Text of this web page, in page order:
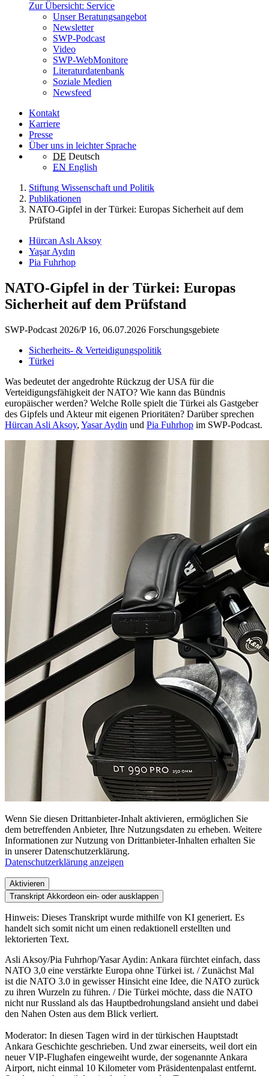
Zur Übersicht: Service
Unser Beratungsangebot
Newsletter
SWP-Podcast
Video
SWP-WebMonitore
Literaturdatenbank
Soziale Medien
Newsfeed
Kontakt
Karriere
Presse
Über uns in leichter Sprache
DE Deutsch
EN English
Stiftung Wissenschaft und Politik
Publikationen
NATO-Gipfel in der Türkei: Europas Sicherheit auf dem
Prüfstand
Hürcan Aslı Aksoy
Yaşar Aydın
Pia Fuhrhop
NATO-Gipfel in der Türkei: Europas
Sicherheit auf dem Prüfstand
SWP-Podcast 2026/P 16, 06.07.2026 Forschungsgebiete
Sicherheits- & Verteidigungspolitik
Türkei
Was bedeutet der angedrohte Rückzug der USA für die
Verteidigungsfähigkeit der NATO? Wie kann das Bündnis
europäischer werden? Welche Rolle spielt die Türkei als Gastgeber
des Gipfels und Akteur mit eigenen Prioritäten? Darüber sprechen
Hürcan Asli Aksoy, Yasar Aydin und Pia Fuhrhop im SWP-Podcast.
Wenn Sie diesen Drittanbieter-Inhalt aktivieren, ermöglichen Sie
dem betreffenden Anbieter, Ihre Nutzungsdaten zu erheben. Weitere
Informationen zur Nutzung von Drittanbieter-Inhalten erhalten Sie
in unserer Datenschutzerklärung.
Datenschutzerklärung anzeigen
Aktivieren
Transkript Akkordeon ein- oder ausklappen
Hinweis: Dieses Transkript wurde mithilfe von KI generiert. Es
handelt sich somit nicht um einen redaktionell erstellten und
lektorierten Text.
Asli Aksoy/Pia Fuhrhop/Yasar Aydin: Ankara fürchtet einfach, dass
NATO 3,0 eine verstärkte Europa ohne Türkei ist. / Zunächst Mal
ist die NATO 3.0 in gewisser Hinsicht eine Idee, die NATO zurück
zu ihren Wurzeln zu führen. / Die Türkei möchte, dass die NATO
nicht nur Russland als das Hauptbedrohungsland ansieht und dabei
den Nahen Osten aus dem Blick verliert.
Moderator: In diesen Tagen wird in der türkischen Hauptstadt
Ankara Geschichte geschrieben. Und zwar einerseits, weil dort ein
neuer VIP-Flughafen eingeweiht wurde, der sogenannte Ankara
Airport, nicht einmal 10 Kilometer vom Präsidentenpalast entfernt.